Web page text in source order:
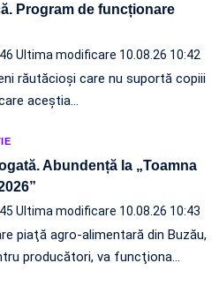
Program de funcționare
Ultima modificare 10.08.26 10:42
răutăcioși care nu suportă copiii
aceștia…
Abundență la „Toamna
Ultima modificare 10.08.26 10:43
piaţă agro-alimentară din Buzău,
producători, va funcţiona…